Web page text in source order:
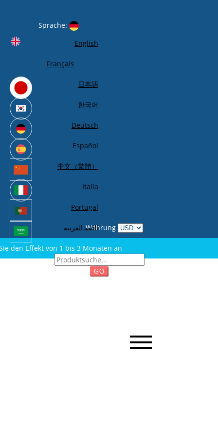
Sprache:
English
Français
日本語
한국어
Deutsch
Español
中文（繁體）
Italia
Portugal
اللغة العربيةWährung
den Effekt von 1 bis 3 Monaten an
GO